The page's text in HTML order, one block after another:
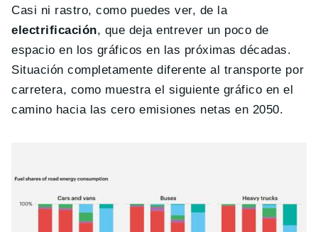
Casi ni rastro, como puedes ver, de la
electrificación, que deja entrever un poco de
espacio en los gráficos en las próximas décadas.
Situación completamente diferente al transporte por
carretera, como muestra el siguiente gráfico en el
camino hacia las cero emisiones netas en 2050.